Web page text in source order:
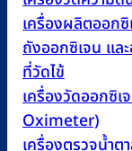
เครื่องผลิตออก
ถังออกซิเจน แล
ที่วัดไข้
เครื่องวัดออกซิ
Oximeter)
เครื่องตรวจน้ำต